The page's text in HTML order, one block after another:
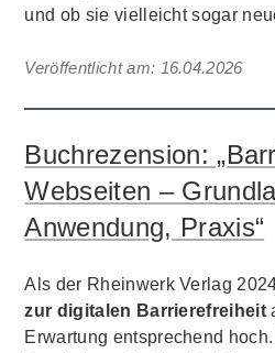
und ob sie vielleicht sogar
Veröffentlicht am: 16.04.2026
Buchrezension:
Webseiten –
Anwendung, Praxis“
Als der Rheinwerk Verlag
zur digitalen Barrierefreiheit
Erwartung entsprechend